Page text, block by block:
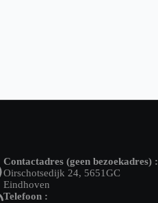
Contactadres (geen bezoekadres) :
Oirschotsedijk 24, 5651GC
Eindhoven
Telefoon :